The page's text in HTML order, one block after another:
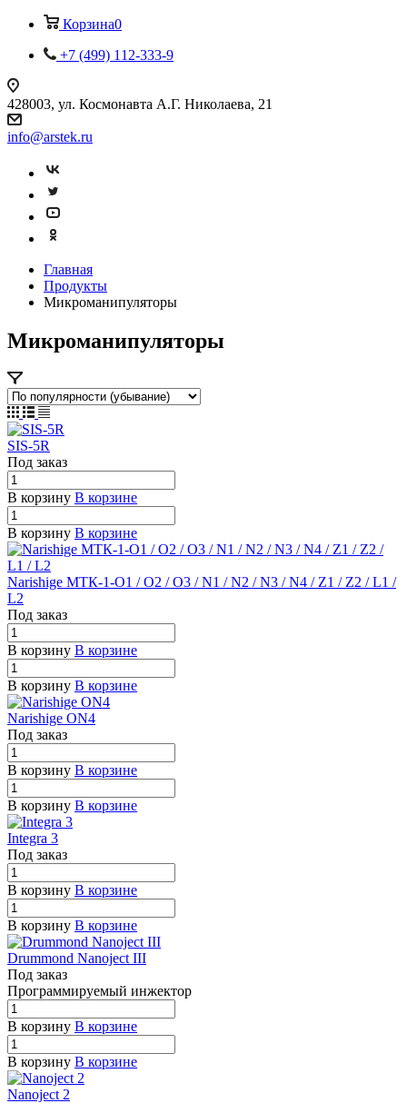
Корзина0
+7 (499) 112-333-9
428003, ул. Космонавта А.Г. Николаева, 21
info@arstek.ru
Главная
Продукты
Микроманипуляторы
Микроманипуляторы
SIS-5R
Под заказ
В корзину В корзине
В корзину В корзине
Narishige МТК-1-O1 / O2 / O3 / N1 / N2 / N3 / N4 / Z1 / Z2 / L1 /
L2
Под заказ
В корзину В корзине
В корзину В корзине
Narishige ON4
Под заказ
В корзину В корзине
В корзину В корзине
Integra 3
Под заказ
В корзину В корзине
В корзину В корзине
Drummond Nanoject III
Под заказ
Программируемый инжектор
В корзину В корзине
В корзину В корзине
Nanoject 2